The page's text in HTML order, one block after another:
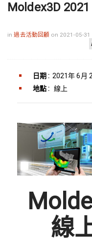
Moldex3D
in過去活動回顧 on 2021-05-31
日期 : 2021年 6月
地點 : 線上
線